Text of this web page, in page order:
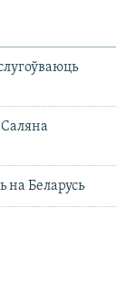
на Беларусь